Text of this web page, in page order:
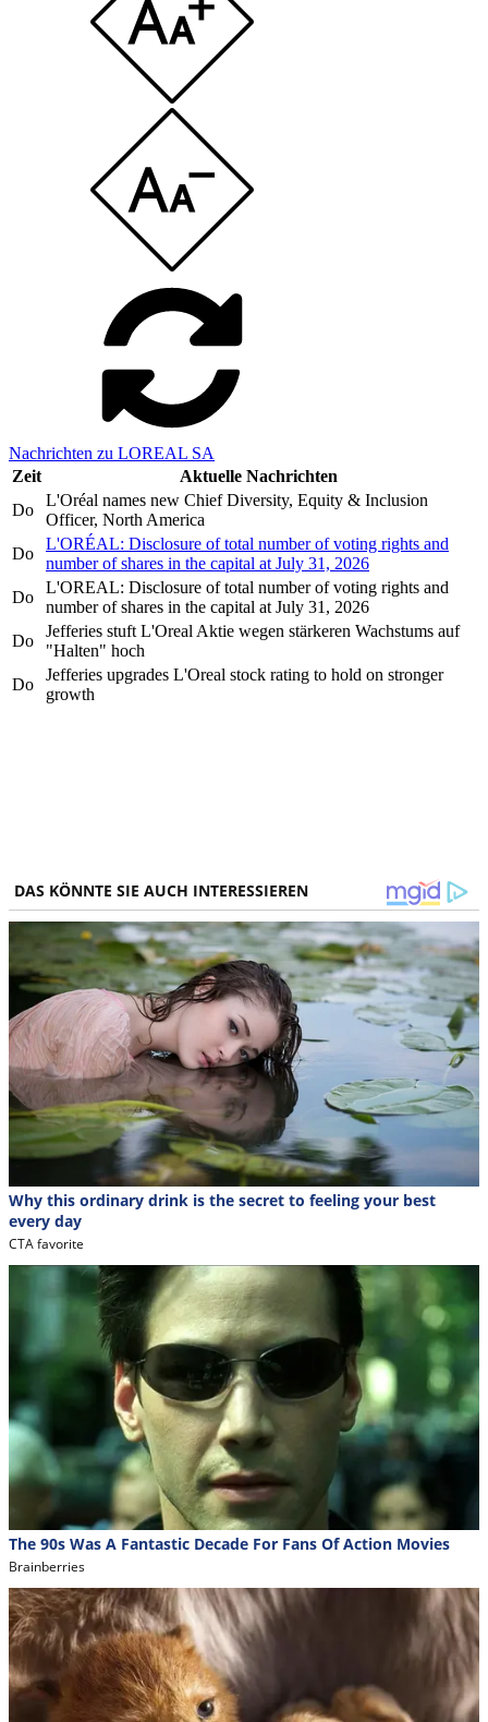
Nachrichten zu LOREAL SA
Zeit
Aktuelle Nachrichten
Do
L'Oréal names new Chief Diversity, Equity & Inclusion
Officer, North America
Do
L'ORÉAL: Disclosure of total number of voting rights and
number of shares in the capital at July 31, 2026
Do
L'OREAL: Disclosure of total number of voting rights and
number of shares in the capital at July 31, 2026
Do
Jefferies stuft L'Oreal Aktie wegen stärkeren Wachstums auf
"Halten" hoch
Do
Jefferies upgrades L'Oreal stock rating to hold on stronger
growth